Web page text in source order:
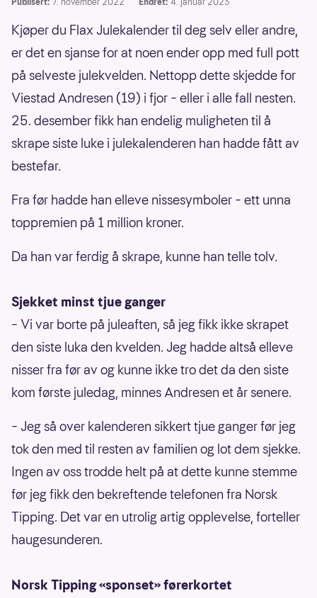
Kjøper du Flax Julekalender til deg selv eller andre,
er det en sjanse for at noen ender opp med full pott
på selveste julekvelden. Nettopp dette skjedde for
Viestad Andresen (19) i fjor – eller i alle fall nesten.
25. desember fikk han endelig muligheten til å
skrape siste luke i julekalenderen han hadde fått av
bestefar.
Fra før hadde han elleve nissesymboler – ett unna
toppremien på 1 million kroner.
Da han var ferdig å skrape, kunne han telle tolv.
Sjekket minst tjue ganger
– Vi var borte på juleaften, så jeg fikk ikke skrapet
den siste luka den kvelden. Jeg hadde altså elleve
nisser fra før av og kunne ikke tro det da den siste
kom første juledag, minnes Andresen et år senere.
– Jeg så over kalenderen sikkert tjue ganger før jeg
tok den med til resten av familien og lot dem sjekke.
Ingen av oss trodde helt på at dette kunne stemme
før jeg fikk den bekreftende telefonen fra Norsk
Tipping. Det var en utrolig artig opplevelse, forteller
haugesunderen.
Norsk Tipping «sponset» førerkortet